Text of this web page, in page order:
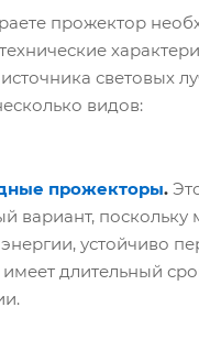
прожектор
световых
видов:
прожекторы.
вариант, поскольку
устойчиво
длительный